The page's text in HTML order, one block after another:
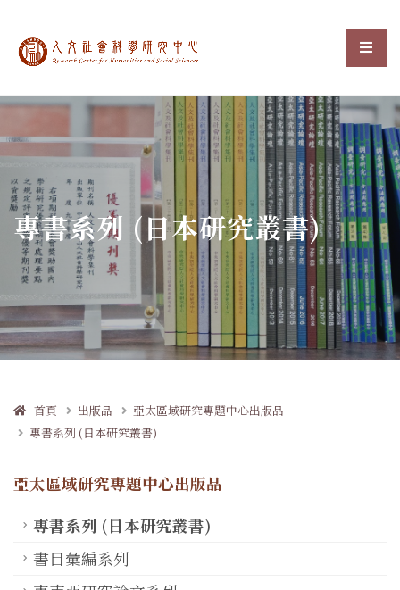
中央研究院人文社會科選
:::
專書系列 (日本研究叢書)
首頁 出版品
亞太區域研究專題中心出版品
專書系列 (日本研究叢書)
亞太區域研究專題中心出版品
專書系列 (日本研究叢書)
書目彙編系列